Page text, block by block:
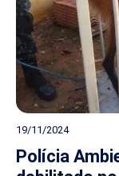
19/11/2024
Polícia